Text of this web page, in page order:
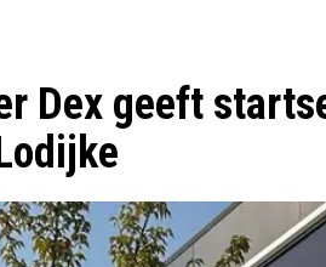
Dex geeft